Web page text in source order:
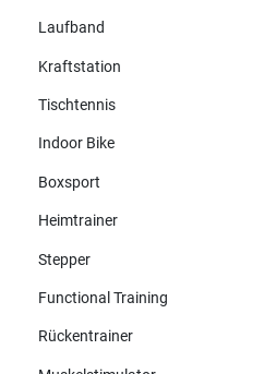
Laufband
Kraftstation
Tischtennis
Indoor Bike
Boxsport
Heimtrainer
Stepper
Functional Training
Rückentrainer